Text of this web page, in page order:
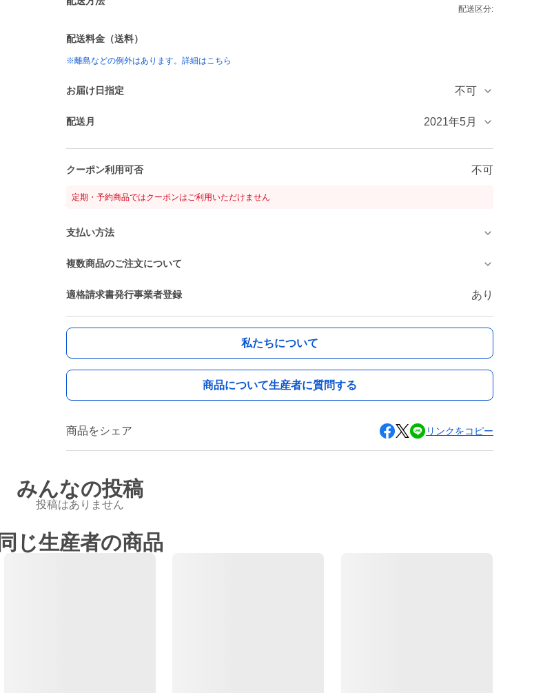
配送区分:
配送料金（送料）
※離島などの例外はあります。詳細はこちら
お届け日指定 不可
配送月 2021年5月
クーポン利用可否 不可
定期・予約商品ではクーポンはご利用いただけません
支払い方法
複数商品のご注文について
適格請求書発行事業者登録 あり
私たちについて
商品について生産者に質問する
商品をシェア リンクをコピー
みんなの投稿
投稿はありません
同じ生産者の商品